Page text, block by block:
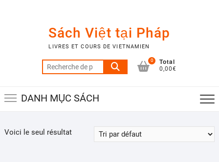
Sách Việt tại Pháp
LIVRES ET COURS DE VIETNAMIEN
Recherche
pour :
0 Total
0,00€
DANH MỤC SÁCH
Voici le seul résultat